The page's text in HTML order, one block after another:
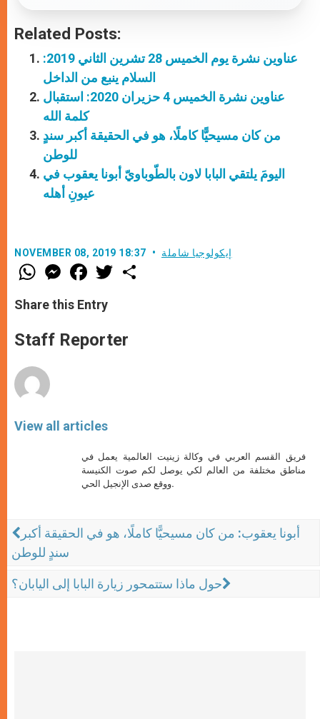
Related Posts:
عناوين نشرة يوم الخميس 28 تشرين الثاني 2019:
السلام ينبع من الداخل
عناوين نشرة الخميس 4 حزيران 2020: استقبال
كلمة الله
من كان مسيحيًّا كاملًا، هو في الحقيقة أكبر سندٍ
للوطن
اليومَ يلتقي البابا لاون بالطّوباويّ أبونا يعقوب في
عيونِ أهله
NOVEMBER 08, 2019 18:37 إيكولوجيا شاملة
W
h
t
s
p
p
M
e
s
e
g
e
F
a
e
b
o
k
w
r
Share this Entry
Staff Reporter
View all articles
فريق القسم العربي في وكالة زينيت العالمية يعمل في
مناطق مختلفة من العالم لكي يوصل لكم صوت الكنيسة
ووقع صدى الإنجيل الحي.
أبونا يعقوب: من كان مسيحيًّا كاملًا، هو في الحقيقة أكبر
سندٍ للوطن
حول ماذا ستتمحور زيارة البابا إلى اليابان؟